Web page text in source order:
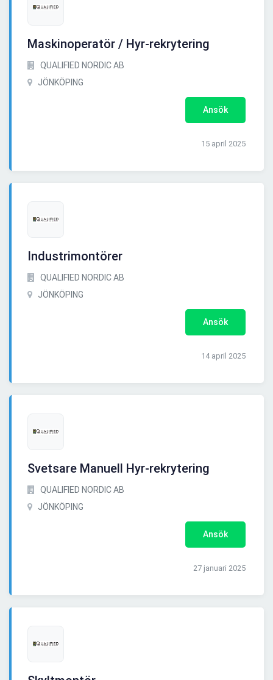
Maskinoperatör / Hyr-rekrytering
QUALIFIED NORDIC AB
JÖNKÖPING
Ansök
15 april 2025
Industrimontörer
QUALIFIED NORDIC AB
JÖNKÖPING
Ansök
14 april 2025
Svetsare Manuell Hyr-rekrytering
QUALIFIED NORDIC AB
JÖNKÖPING
Ansök
27 januari 2025